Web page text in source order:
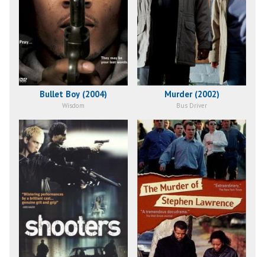
Bullet Boy (2004)
Wisdom
Murder (2002)
Bus Driver